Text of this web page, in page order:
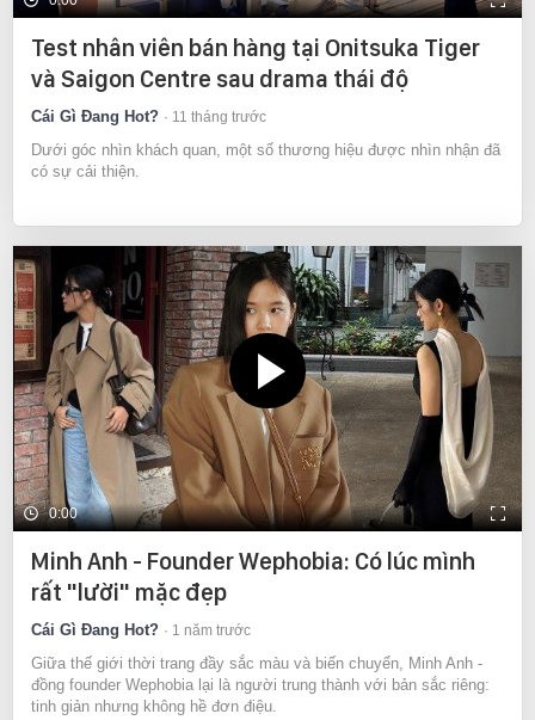
Test nhân viên bán hàng tại Onitsuka Tiger
và Saigon Centre sau drama thái độ
Cái Gì Đang Hot? 11 tháng trước
Dưới góc nhìn khách quan, một số thương hiệu được nhìn nhận đã
có sự cải thiện.
0:00
Minh Anh - Founder Wephobia: Có lúc mình
rất "lười" mặc đẹp
Cái Gì Đang Hot? 1 năm trước
Giữa thế giới thời trang đầy sắc màu và biến chuyển, Minh Anh -
đồng founder Wephobia lại là người trung thành với bản sắc riêng:
tinh giản nhưng không hề đơn điệu.